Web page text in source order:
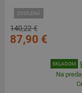
ZOSÍLENÁ
140,22 €
87,90 €
SKLADOM
Na